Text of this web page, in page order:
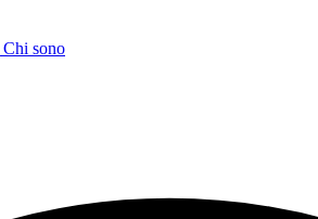
Chi sono